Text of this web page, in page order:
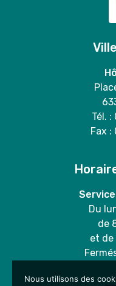
Tél. :
Fax :
Du
de
et de
Nous utilisons des